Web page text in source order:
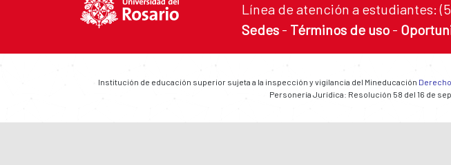
Línea de atención a estudiantes:
Sedes - Términos de uso -
Institución de educación superior sujeta a la inspección y vigilancia del Mineducación
Personería Jurídica: Resolución 58 del 16 de